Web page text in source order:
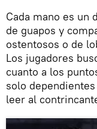
Cada mano es un
de guapos y
ostentosos o de
Los jugadores
cuanto a los
solo
leer al